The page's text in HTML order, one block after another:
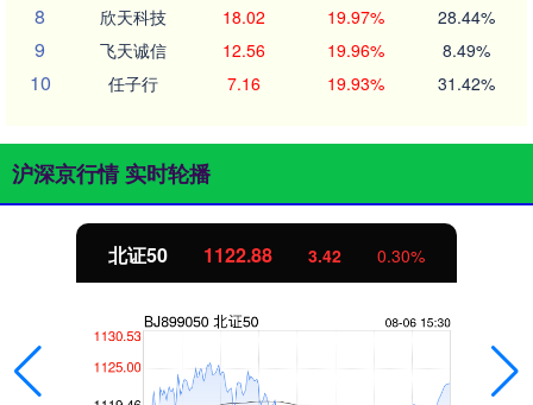
8 欣天科技 18.02 19.97% 28.44%
9 飞天诚信 12.56 19.96% 8.49%
10 任子行 7.16 19.93% 31.42%
沪深京行情 实时轮播
北证50 1122.88 3.42 0.30%